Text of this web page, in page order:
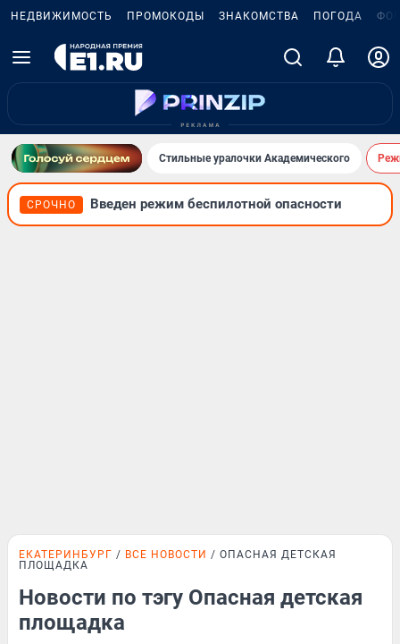
НЕДВИЖИМОСТЬ ПРОМОКОДЫ ЗНАКОМСТВА ПОГОДА
Стильные уралочки Академического
СРОЧНО Введен режим беспилотной опасности
ЕКАТЕРИНБУРГ ВСЕ НОВОСТИ
ОПАСНАЯ ДЕТСКАЯ
ПЛОЩАДКА
Новости по тэгу Опасная детская
площадка